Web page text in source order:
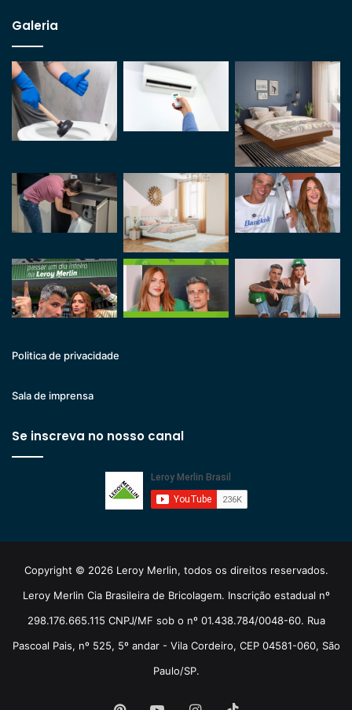
Galeria
Politica de privacidade
Sala de imprensa
Se inscreva no nosso canal
Copyright © 2026 Leroy Merlin, todos os direitos reservados.
Leroy Merlin Cia Brasileira de Bricolagem. Inscrição estadual nº
298.176.665.115 CNPJ/MF sob o nº 01.438.784/0048-60. Rua
Pascoal Pais, nº 525, 5º andar - Vila Cordeiro, CEP 04581-060, São
Paulo/SP.